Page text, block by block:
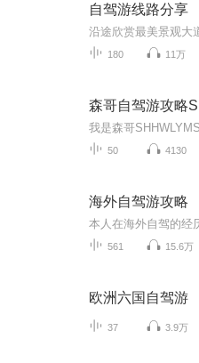
自驾游线路分享
180 11万
森哥自驾游攻略
50 4130
海外自驾游攻略
561 15.6万
欧洲六国自驾游
37 3.9万